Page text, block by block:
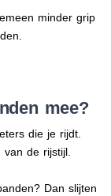
minder grip
mee?
die je rijdt.
de rijstijl.
Dan slijten